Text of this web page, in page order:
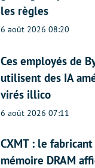
les règles
6 août 2026 08:20
Ces employés de
utilisent des IA
virés illico
6 août 2026 07:11
CXMT : le
mémoire DRAM